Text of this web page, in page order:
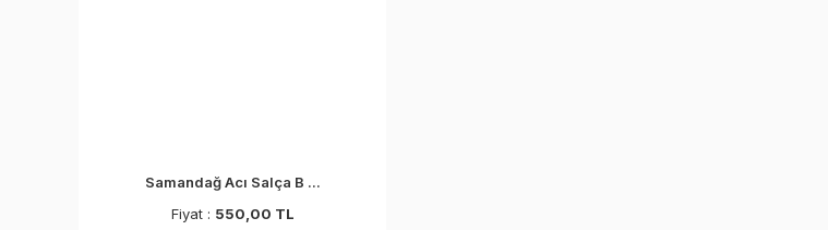
Samandağ Acı Salça B ...
Fiyat : 550,00 TL